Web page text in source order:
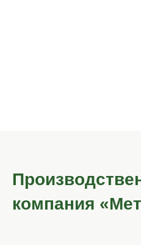
компания